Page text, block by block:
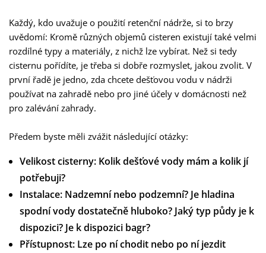
Každý, kdo uvažuje o použití retenční nádrže, si to brzy
uvědomí: Kromě různých objemů cisteren existují také velmi
rozdílné typy a materiály, z nichž lze vybírat. Než si tedy
cisternu pořídíte, je třeba si dobře rozmyslet, jakou zvolit. V
první řadě je jedno, zda chcete dešťovou vodu v nádrži
používat na zahradě nebo pro jiné účely v domácnosti než
pro zalévání zahrady.
Předem byste měli zvážit následující otázky:
Velikost cisterny: Kolik dešťové vody mám a kolik jí
potřebuji?
Instalace: Nadzemní nebo podzemní? Je hladina
spodní vody dostatečně hluboko? Jaký typ půdy je k
dispozici? Je k dispozici bagr?
Přístupnost: Lze po ní chodit nebo po ní jezdit